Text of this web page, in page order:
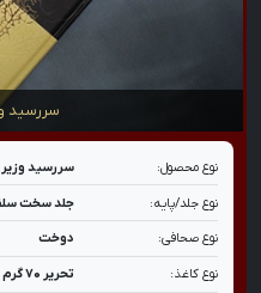
سررسید
نوع محصول: سررسید
نوع جلد/پایه: جلد سخت
نوع صحافی: دوخت
نوع کاغذ: تحریر ۷۰ گرم